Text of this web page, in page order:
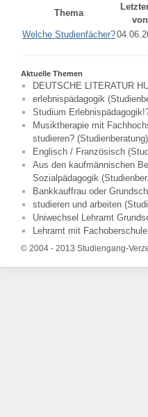
Thema
Welche Studienfächer?
Aktuelle Themen
DEUTSCHE LITERATUR
erlebnispädagogik
Studium
Musiktherapie mit
studieren? (Studienberatung)
Englisch / Französisch
Aus den kaufmännischen
Sozialpädagogik
Bankkauffrau oder
studieren und arbeiten
Uniwechsel Lehramt
Lehramt mit
© 2004 - 2013 Studiengang-